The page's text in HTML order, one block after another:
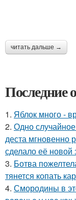
читать дальше →
Последние
1. Яблок много -
2. Одно
деста мгновенно
сделало её новой
3. Ботва
тянется копать
4. Смородины в